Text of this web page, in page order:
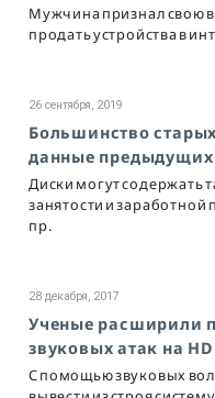
Мужчина признал свою
продать устройства в
26 сентября, 2019
Большинство
данные предыдущих
Диски могут содержать
занятости и
пр.
28 декабря, 2017
Ученые расширили
звуковых атак на
С помощью звуковых